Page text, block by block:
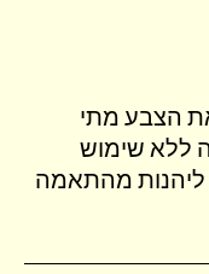
הצבע מתי
ללא שימוש
ליהנות מהתאמה